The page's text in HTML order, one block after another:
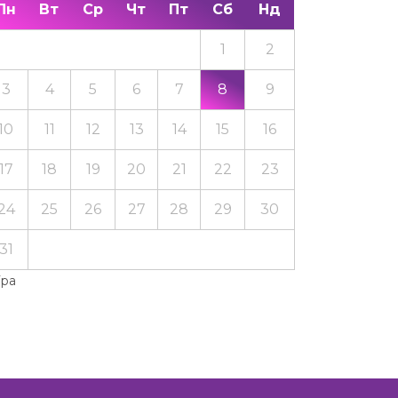
Вт Ср Чт Пт Сб Нд
1 2
3 4 5 6 7 8 9
11 12 13 14 15 16
18 19 20 21 22 23
25 26 27 28 29 30